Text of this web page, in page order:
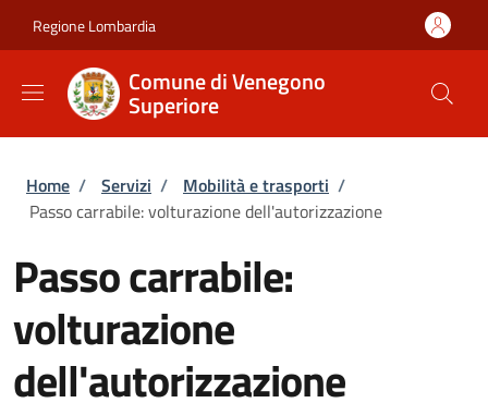
Regione Lombardia
Comune di Venegono
Superiore
Briciole di pane
Home / Servizi / Mobilità e trasporti /
Passo carrabile: volturazione dell'autorizzazione
Passo carrabile:
volturazione
dell'autorizzazione